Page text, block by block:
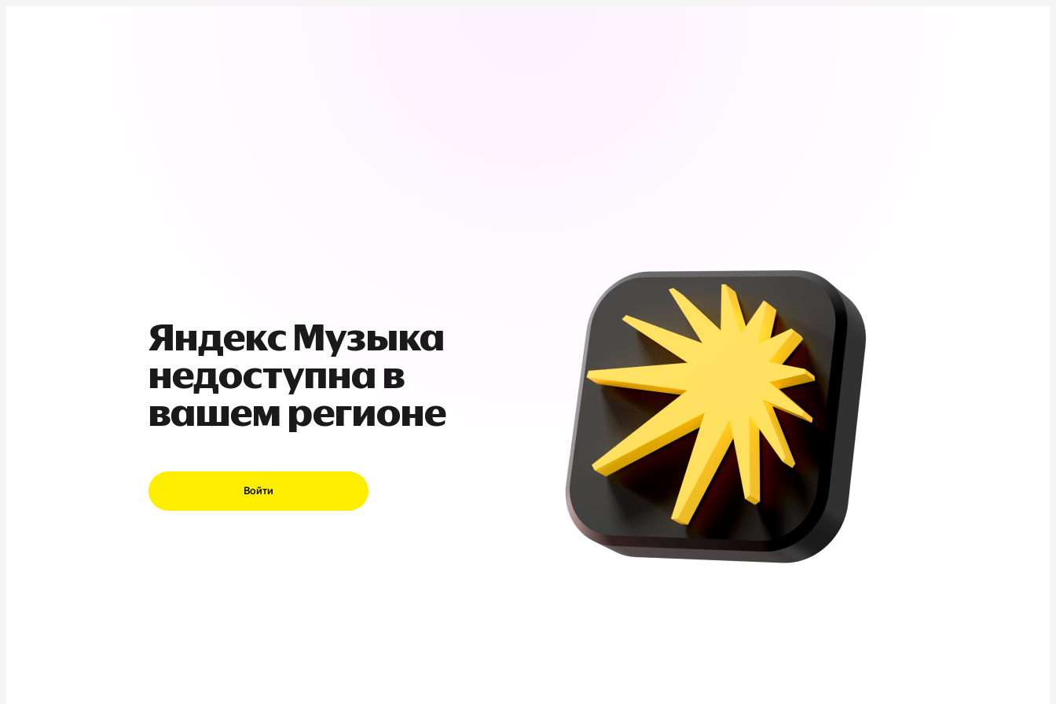
Яндекс Музыка
недоступна в
вашем регионе
Войти